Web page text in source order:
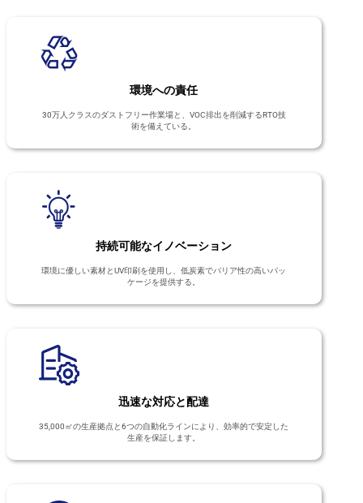
環境への責任
30万人クラスのダストフリー作業場と、VOC排出を削減するRTO技
術を備えている。
持続可能なイノベーション
環境に優しい素材とUV印刷を使用し、低炭素でバリア性の高いパッ
ケージを提供する。
迅速な対応と配達
35,000㎡の生産拠点と6つの自動化ラインにより、効率的で安定した
生産を保証します。